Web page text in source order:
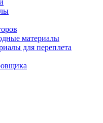
материалы
для переплета